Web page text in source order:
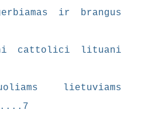
ir brangus
cattolici lituani
lietuviams